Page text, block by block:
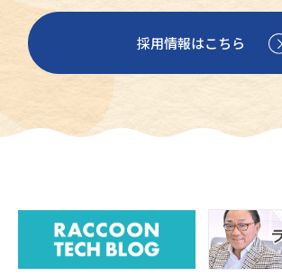
採用情報はこちら